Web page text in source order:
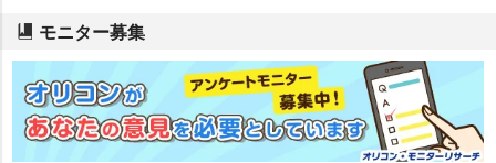
モニター募集